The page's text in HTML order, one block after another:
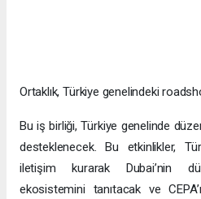
Ortaklık, Türkiye genelindeki
Bu iş birliği, Türkiye genelinde
desteklenecek. Bu etkinlikler,
iletişim kurarak Dubai’nin
ekosistemini tanıtacak ve